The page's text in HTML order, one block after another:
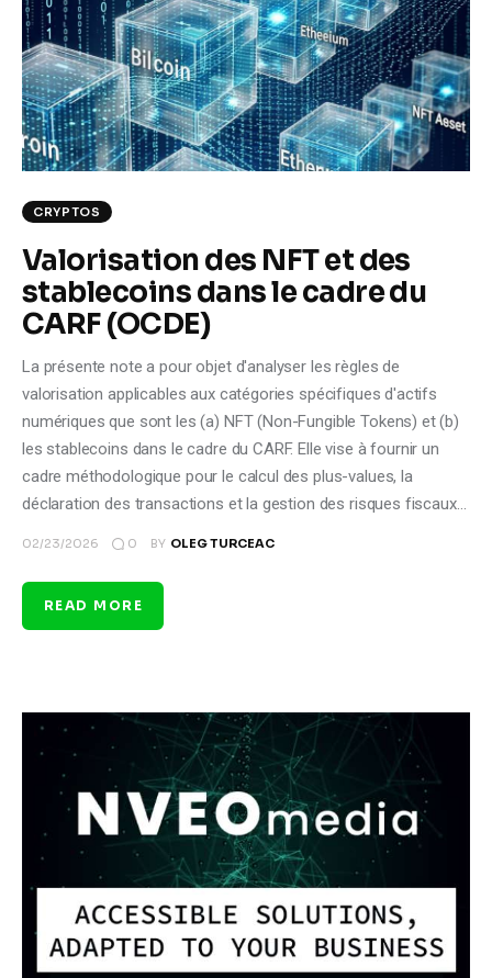
Climate
Markets
Tech
CRYPTOS
Valorisation des NFT et des
stablecoins dans le cadre du
CARF (OCDE)
La présente note a pour objet d'analyser les règles de
valorisation applicables aux catégories spécifiques d'actifs
numériques que sont les (a) NFT (Non-Fungible Tokens) et (b)
les stablecoins dans le cadre du CARF. Elle vise à fournir un
cadre méthodologique pour le calcul des plus-values, la
déclaration des transactions et la gestion des risques fiscaux…
02/23/2026 0 BY OLEG TURCEAC
READ MORE